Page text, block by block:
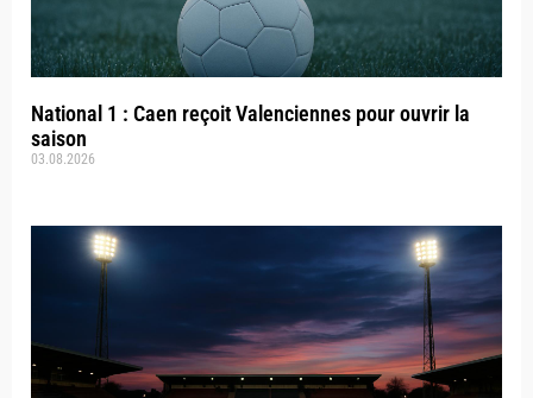
National 1 : Caen reçoit Valenciennes pour ouvrir la
saison
03.08.2026